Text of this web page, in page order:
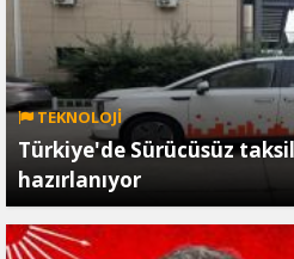
TEKNOLOJİ
Türkiye'de Sürücüsüz
hazırlanıyor